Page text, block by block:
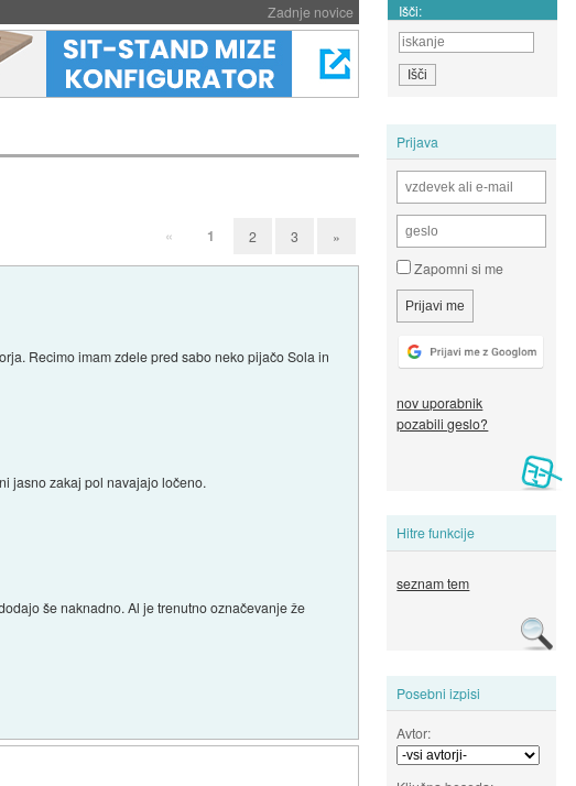
Zadnje novice Išči:
Prijava
Zapomni si me
nov uporabnik
pozabili geslo?
Hitre funkcije
seznam tem
Posebni izpisi
Avtor:
« 1 2 3 »
Recimo imam zdele pred sabo neko pijačo Sola in
jasno zakaj pol navajajo ločeno.
še naknadno. Al je trenutno označevanje že